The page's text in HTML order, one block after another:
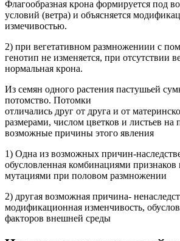
Флагообразная крона формируется под
условий (ветра) и объясняется
измечивостью.
2) при вегетативном размножениии с
генотип не изменяется, при отсутствии
нормальная крона.
Из семян одного растения пастушьей
потомство. Потомки
отличались друг от друга и от
размерами, числом цветков и листьев на
возможные причины этого явления
1) Одна из возможных причин-
обусловленная комбинациями признаков
мутациями при половом размножении
2) другая возможная причина-
модификационная изменчивость,
факторов внешней среды